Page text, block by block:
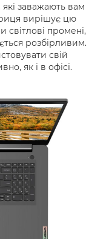
заважають вам
вирішує цю
світлові промені,
розбірливим.
свій
як і в офісі.